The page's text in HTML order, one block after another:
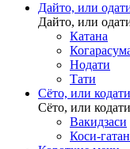
Дайто, или
Дайто, или
Катана
Нодати
Тати
Сёто, или
Сёто, или
Вакидзаси
Коси-